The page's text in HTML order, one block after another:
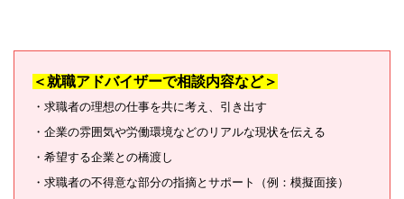
＜就職アドバイザーで相談内容など＞
・求職者の理想の仕事を共に考え、引き出す
・企業の雰囲気や労働環境などのリアルな現状を伝える
・希望する企業との橋渡し
・求職者の不得意な部分の指摘とサポート（例：模擬面接）